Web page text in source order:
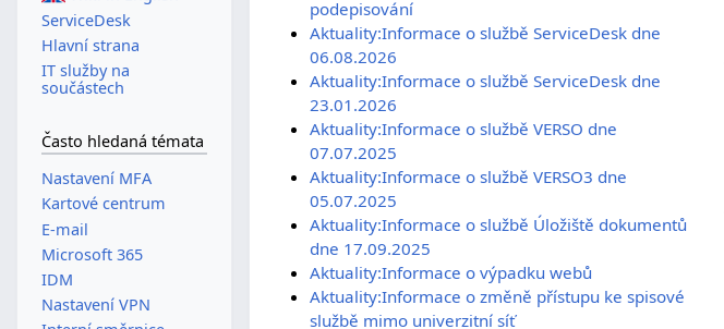
podepisování
Aktuality:Informace o službě ServiceDesk dne
06.08.2026
Aktuality:Informace o službě ServiceDesk dne
23.01.2026
Aktuality:Informace o službě VERSO dne
07.07.2025
Aktuality:Informace o službě VERSO3 dne
05.07.2025
Aktuality:Informace o službě Úložiště dokumentů
dne 17.09.2025
Aktuality:Informace o výpadku webů
Aktuality:Informace o změně přístupu ke spisové
službě mimo univerzitní síť
ServiceDesk
Hlavní strana
IT služby na
součástech
Často hledaná témata
Nastavení MFA
Kartové centrum
E-mail
Microsoft 365
IDM
Nastavení VPN